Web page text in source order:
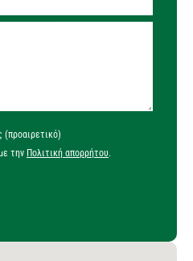
την Πολιτική απορρήτου.